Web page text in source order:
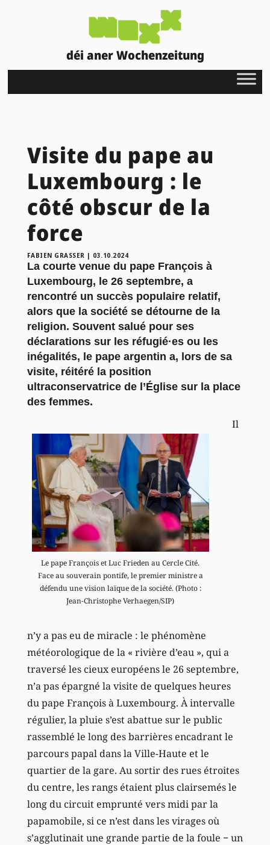
déi aner Wochenzeitung
Visite du pape au
Luxembourg : le
côté obscur de la
force
FABIEN GRASSER | 03.10.2024
La courte venue du pape François à
Luxembourg, le 26 septembre, a
rencontré un succès populaire relatif,
alors que la société se détourne de la
religion. Souvent salué pour ses
déclarations sur les réfugié·es ou les
inégalités, le pape argentin a, lors de sa
visite, réitéré la position
ultraconservatrice de l’Église sur la place
des femmes.
Le pape François et Luc Frieden au Cercle Cité.
Face au souverain pontife, le premier ministre a
défendu une vision laïque de la société. (Photo :
Jean-Christophe Verhaegen/SIP)
Il
n’y a pas eu de miracle : le phénomène
météorologique de la « rivière d’eau », qui a
traversé les cieux européens le 26 septembre,
n’a pas épargné la visite de quelques heures
du pape François à Luxembourg. À intervalle
régulier, la pluie s’est abattue sur le public
rassemblé le long des barrières encadrant le
parcours papal dans la Ville-Haute et le
quartier de la gare. Au sortir des rues étroites
du centre, les rangs étaient plus clairsemés le
long du circuit emprunté vers midi par la
papamobile, si ce n’est dans les virages où
s’agglutinait une grande partie de la foule − un